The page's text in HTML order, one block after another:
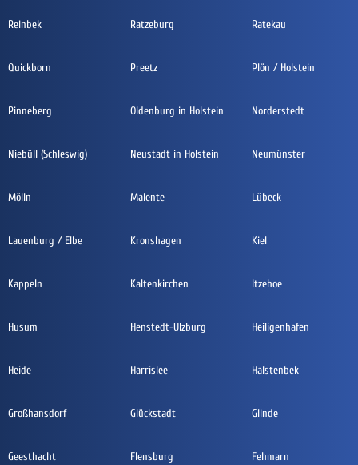
Reinbek Ratzeburg Ratekau
Quickborn Preetz Plön / Holstein
Pinneberg Oldenburg in Holstein Norderstedt
Niebüll (Schleswig) Neustadt in Holstein Neumünster
Mölln Malente Lübeck
Lauenburg / Elbe Kronshagen Kiel
Kappeln Kaltenkirchen Itzehoe
Husum Henstedt-Ulzburg Heiligenhafen
Heide Harrislee Halstenbek
Großhansdorf Glückstadt Glinde
Geesthacht Flensburg Fehmarn